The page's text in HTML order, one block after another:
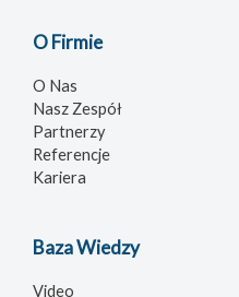
O Firmie
O Nas
Nasz Zespół
Partnerzy
Referencje
Kariera
Baza Wiedzy
Video